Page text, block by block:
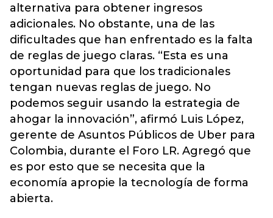
alternativa para obtener ingresos
adicionales. No obstante, una de las
dificultades que han enfrentado es la falta
de reglas de juego claras. “Esta es una
oportunidad para que los tradicionales
tengan nuevas reglas de juego. No
podemos seguir usando la estrategia de
ahogar la innovación”, afirmó Luis López,
gerente de Asuntos Públicos de Uber para
Colombia, durante el Foro LR. Agregó que
es por esto que se necesita que la
economía apropie la tecnología de forma
abierta.